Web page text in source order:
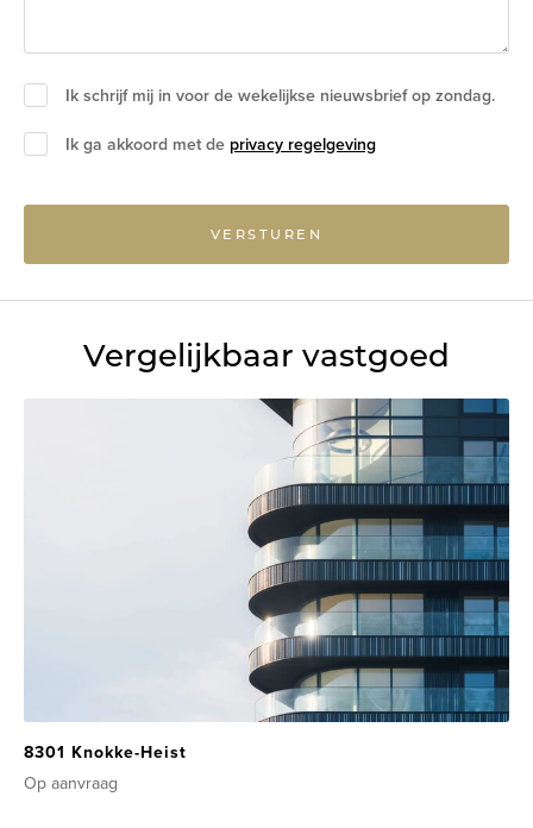
Ik schrijf mij in voor de wekelijkse nieuwsbrief op zondag.
Ik ga akkoord met de privacy regelgeving
VERSTUREN
Vergelijkbaar vastgoed
8301 Knokke-Heist
Op aanvraag